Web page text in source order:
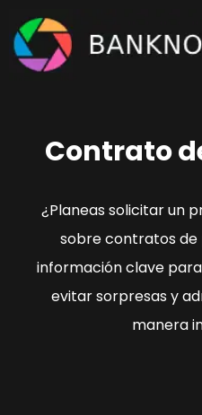
Saltar
contenido
Contrato
¿Planeas solicitar un
sobre contratos
información clave
evitar sorpresas y
manera